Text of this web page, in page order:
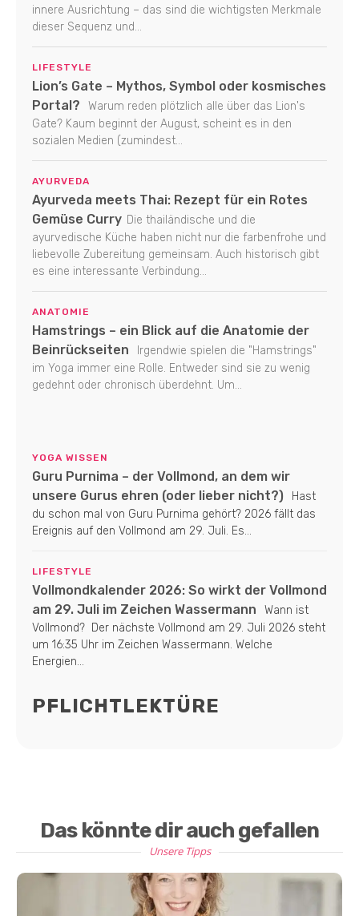
innere Ausrichtung – das sind die wichtigsten Merkmale
dieser Sequenz und...
LIFESTYLE
Lion’s Gate – Mythos, Symbol oder kosmisches
Portal?
Warum reden plötzlich alle über das Lion's
Gate? Kaum beginnt der August, scheint es in den
sozialen Medien (zumindest...
AYURVEDA
Ayurveda meets Thai: Rezept für ein Rotes
Gemüse Curry Die thailändische und die
ayurvedische Küche haben nicht nur die farbenfrohe und
liebevolle Zubereitung gemeinsam. Auch historisch gibt
es eine interessante Verbindung...
ANATOMIE
Hamstrings – ein Blick auf die Anatomie der
Beinrückseiten
Irgendwie spielen die "Hamstrings"
im Yoga immer eine Rolle. Entweder sind sie zu wenig
gedehnt oder chronisch überdehnt. Um...
YOGA WISSEN
Guru Purnima – der Vollmond, an dem wir
unsere Gurus ehren (oder lieber nicht?)
Hast
du schon mal von Guru Purnima gehört? 2026 fällt das
Ereignis auf den Vollmond am 29. Juli. Es...
LIFESTYLE
Vollmondkalender 2026: So wirkt der Vollmond
am 29. Juli im Zeichen Wassermann
Wann ist
Vollmond? Der nächste Vollmond am 29. Juli 2026 steht
um 16:35 Uhr im Zeichen Wassermann. Welche
Energien...
PFLICHTLEKTÜRE
Das könnte dir auch gefallen
Unsere Tipps